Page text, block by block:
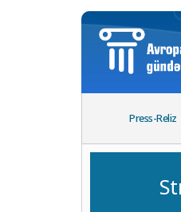
Press-Reliz